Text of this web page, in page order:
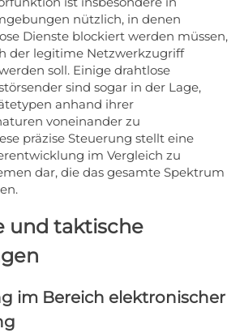
nützlich, in denen
Dienste blockiert werden müssen,
der legitime Netzwerkzugriff
soll. Einige drahtlose
sind sogar in der Lage,
anhand ihrer
voneinander zu
präzise Steuerung stellt eine
im Vergleich zu
dar, die das gesamte Spektrum
und taktische
im Bereich elektronischer